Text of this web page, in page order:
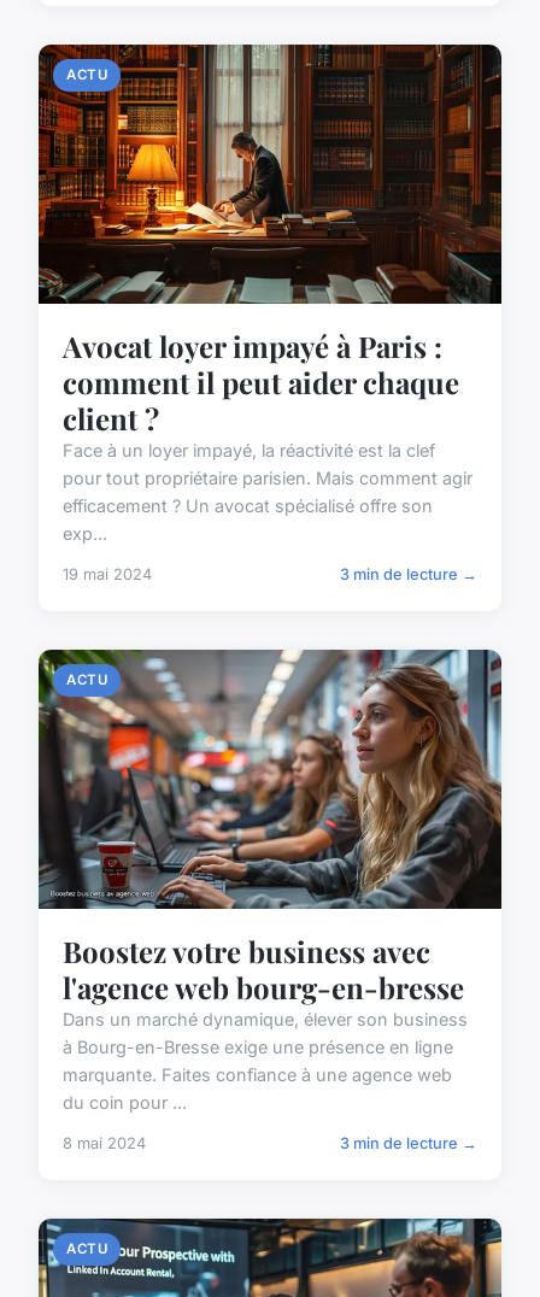
ACTU
Avocat loyer impayé à Paris :
comment il peut aider chaque
client ?
Face à un loyer impayé, la réactivité est la clef
pour tout propriétaire parisien. Mais comment agir
efficacement ? Un avocat spécialisé offre son
exp...
19 mai 2024 3 min de lecture →
ACTU
Boostez votre business avec
l'agence web bourg-en-bresse
Dans un marché dynamique, élever son business
à Bourg-en-Bresse exige une présence en ligne
marquante. Faites confiance à une agence web
du coin pour ...
8 mai 2024 3 min de lecture →
ACTU